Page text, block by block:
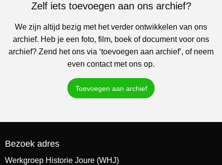
Zelf iets toevoegen aan ons archief?
We zijn altijd bezig met het verder ontwikkelen van ons
archief. Heb je een foto, film, boek of document voor ons
archief? Zend het ons via ‘toevoegen aan archief’, of neem
even contact met ons op.
Toevoegen aan archief
Bezoek adres
Werkgroep Historie Joure (WHJ)